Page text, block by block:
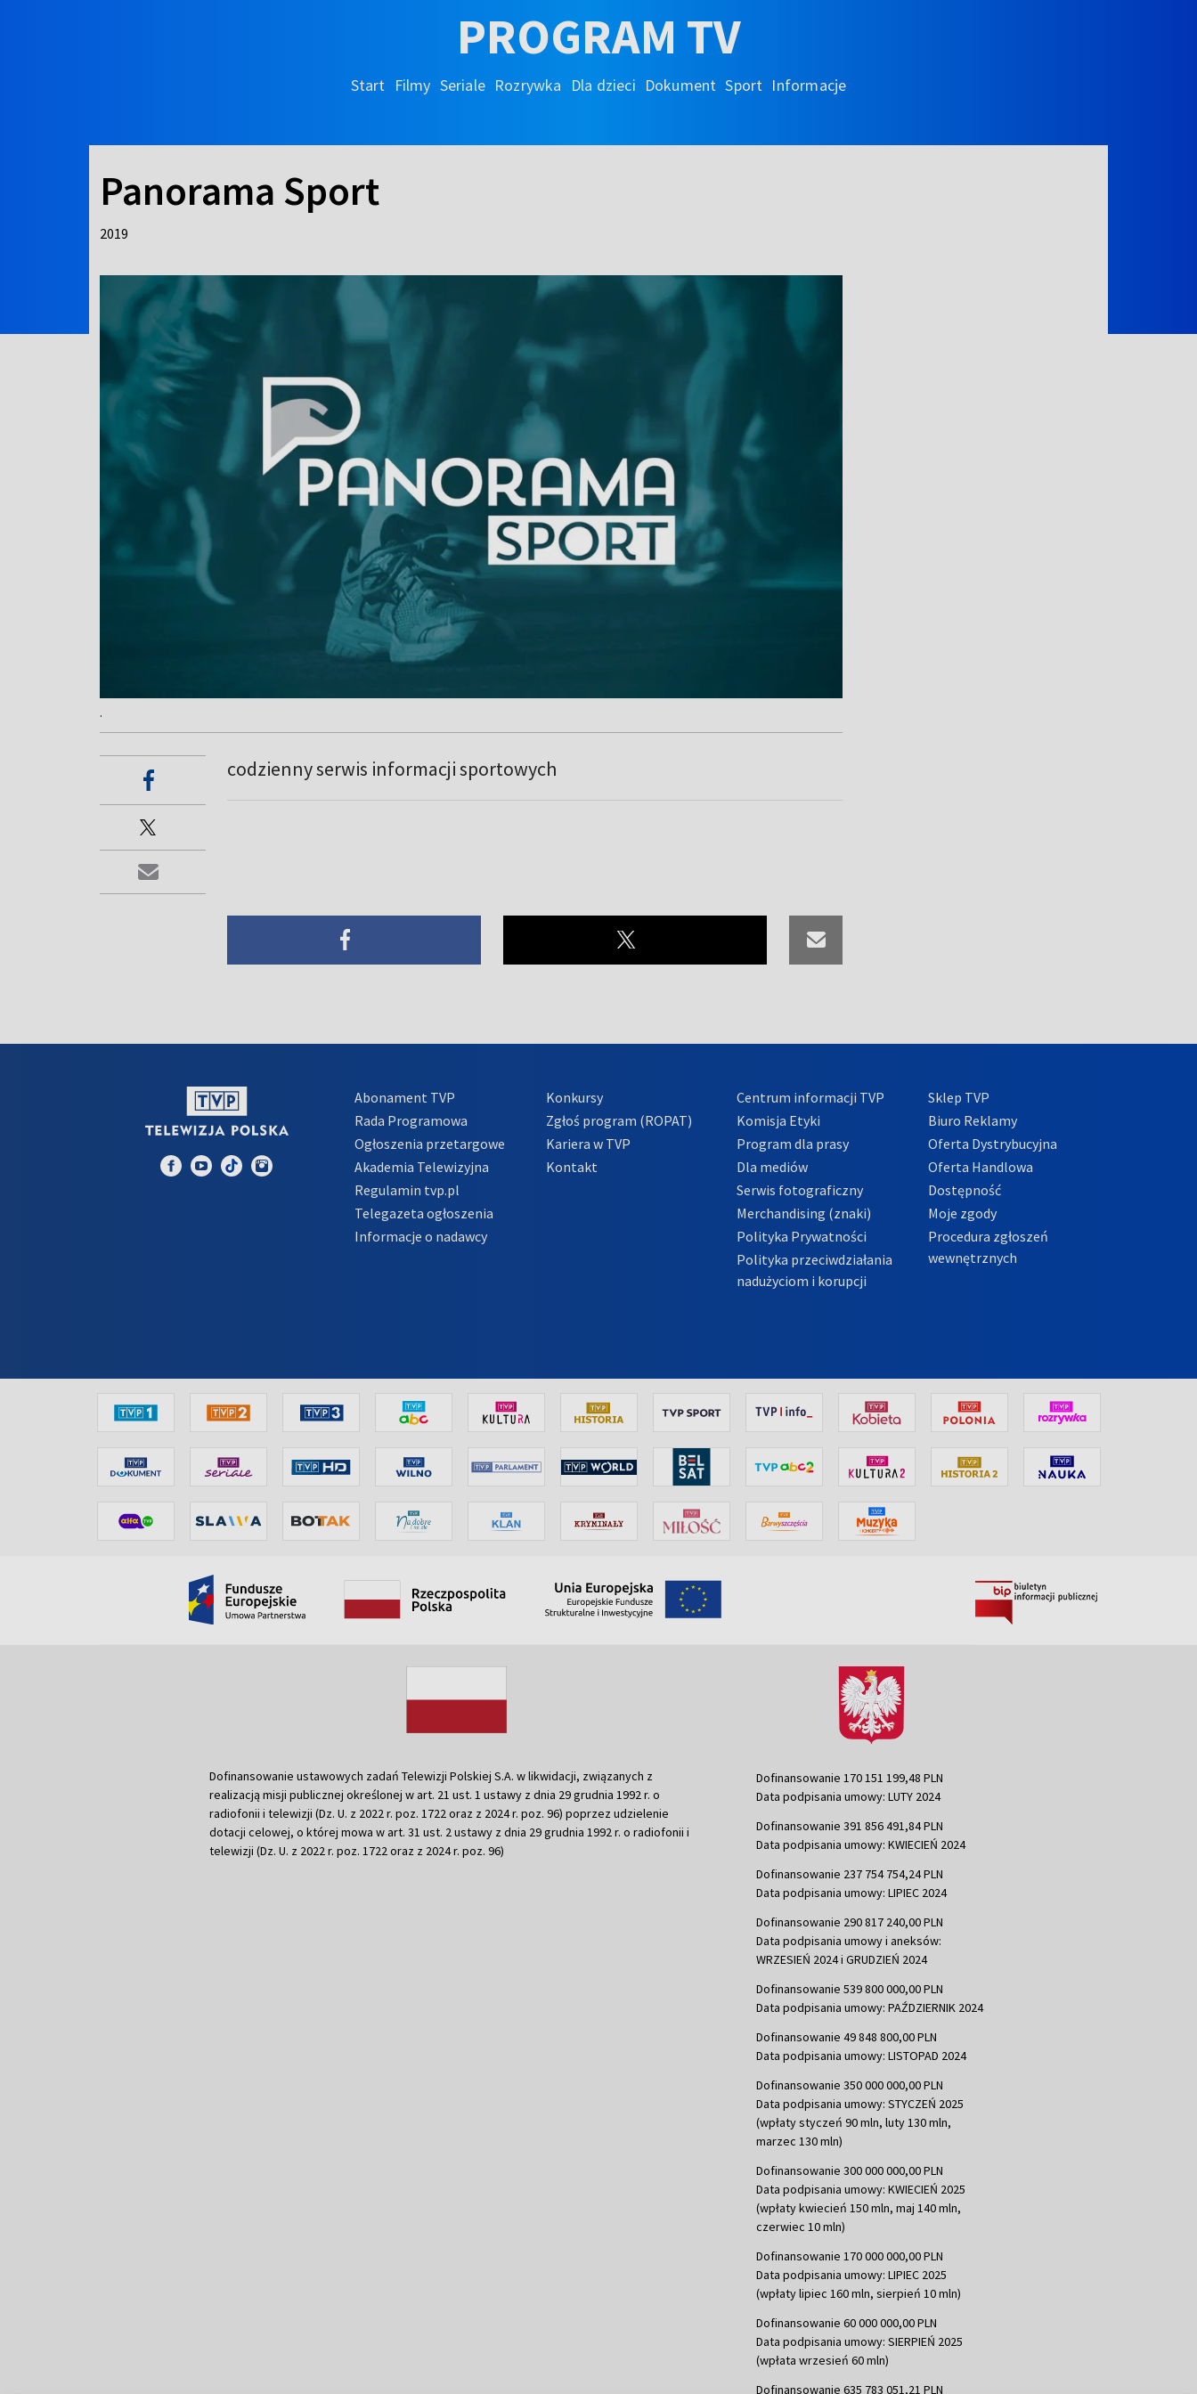
PROGRAM TV
Start Filmy Seriale Rozrywka Dla dzieci Dokument Sport Informacje
Panorama Sport
2019
.
codzienny serwis informacji sportowych
Abonament TVP
Rada Programowa
Ogłoszenia przetargowe
Akademia Telewizyjna
Regulamin tvp.pl
Telegazeta ogłoszenia
Informacje o nadawcy
Konkursy
Zgłoś program (ROPAT)
Kariera w TVP
Kontakt
Centrum informacji TVP
Komisja Etyki
Program dla prasy
Dla mediów
Serwis fotograficzny
Merchandising (znaki)
Polityka Prywatności
Polityka przeciwdziałania
nadużyciom i korupcji
Sklep TVP
Biuro Reklamy
Oferta Dystrybucyjna
Oferta Handlowa
Dostępność
Moje zgody
Procedura zgłoszeń
wewnętrznych
Dofinansowanie ustawowych zadań Telewizji Polskiej S.A. w likwidacji, związanych z
realizacją misji publicznej określonej w art. 21 ust. 1 ustawy z dnia 29 grudnia 1992 r. o
radiofonii i telewizji (Dz. U. z 2022 r. poz. 1722 oraz z 2024 r. poz. 96) poprzez udzielenie
dotacji celowej, o której mowa w art. 31 ust. 2 ustawy z dnia 29 grudnia 1992 r. o radiofonii i
telewizji (Dz. U. z 2022 r. poz. 1722 oraz z 2024 r. poz. 96)
Dofinansowanie 170 151 199,48 PLN
Data podpisania umowy: LUTY 2024
Dofinansowanie 391 856 491,84 PLN
Data podpisania umowy: KWIECIEŃ 2024
Dofinansowanie 237 754 754,24 PLN
Data podpisania umowy: LIPIEC 2024
Dofinansowanie 290 817 240,00 PLN
Data podpisania umowy i aneksów:
WRZESIEŃ 2024 i GRUDZIEŃ 2024
Dofinansowanie 539 800 000,00 PLN
Data podpisania umowy: PAŹDZIERNIK 2024
Dofinansowanie 49 848 800,00 PLN
Data podpisania umowy: LISTOPAD 2024
Dofinansowanie 350 000 000,00 PLN
Data podpisania umowy: STYCZEŃ 2025
(wpłaty styczeń 90 mln, luty 130 mln,
marzec 130 mln)
Dofinansowanie 300 000 000,00 PLN
Data podpisania umowy: KWIECIEŃ 2025
(wpłaty kwiecień 150 mln, maj 140 mln,
czerwiec 10 mln)
Dofinansowanie 170 000 000,00 PLN
Data podpisania umowy: LIPIEC 2025
(wpłaty lipiec 160 mln, sierpień 10 mln)
Dofinansowanie 60 000 000,00 PLN
Data podpisania umowy: SIERPIEŃ 2025
(wpłata wrzesień 60 mln)
Dofinansowanie 635 783 051,21 PLN